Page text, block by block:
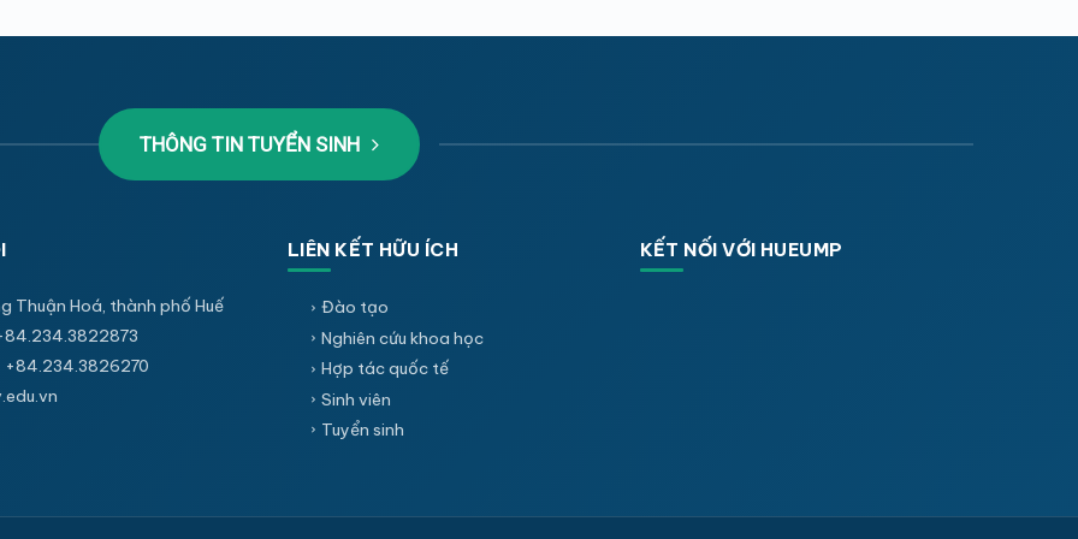
THÔNG TIN TUYỂN SINH
Thuận Hoá, thành phố Huế
LIÊN KẾT HỮU ÍCH
Đào tạo
Nghiên cứu khoa học
Hợp tác quốc tế
Sinh viên
Tuyển sinh
KẾT NỐI VỚI HUEUMP